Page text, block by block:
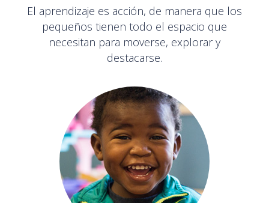
El aprendizaje es acción, de manera que los
pequeños tienen todo el espacio que
necesitan para moverse, explorar y
destacarse.